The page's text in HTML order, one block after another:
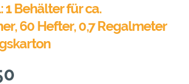
1 Behälter für ca.
60 Hefter, 0,7 Regalmeter